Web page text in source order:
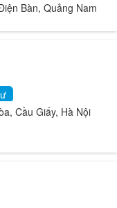
Bàn, Quảng Nam
Cầu Giấy, Hà Nội